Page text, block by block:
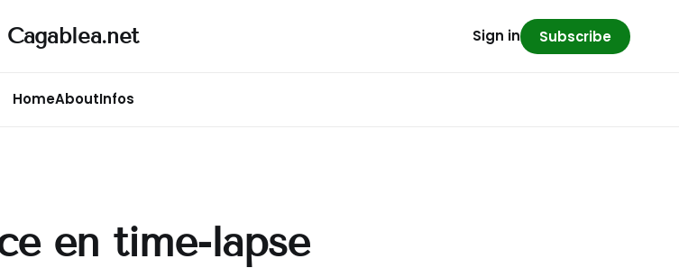
Cagablea.net
HomeAboutInfos
Sign in Subscribe
en time-lapse